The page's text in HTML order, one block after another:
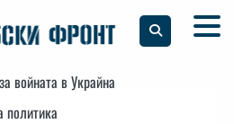
войната в Украйна